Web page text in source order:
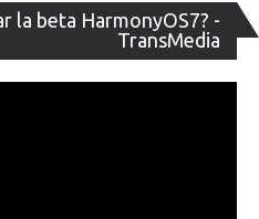
la beta HarmonyOS7? -
TransMedia
de